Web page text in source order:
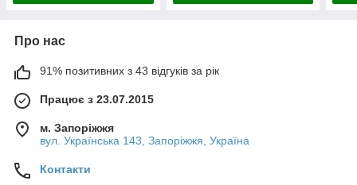
Про нас
91% позитивних з 43 відгуків за рік
Працює з 23.07.2015
м. Запоріжжя
вул. Українська 143, Запоріжжя, Україна
Контакти